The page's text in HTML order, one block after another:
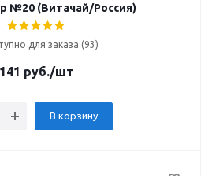
№20 (Витачай/Россия)
для заказа (93)
141 руб./шт
В корзину